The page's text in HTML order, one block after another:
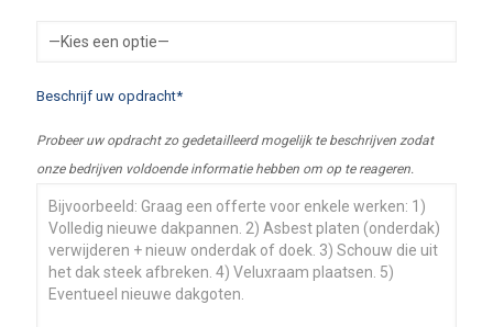
Beschrijf uw opdracht*
Probeer uw opdracht zo gedetailleerd mogelijk te beschrijven zodat
onze bedrijven voldoende informatie hebben om op te reageren.